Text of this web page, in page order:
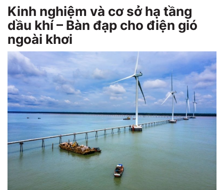
Kinh nghiệm và cơ sở hạ tầng
dầu khí – Bàn đạp cho điện gió
ngoài khơi